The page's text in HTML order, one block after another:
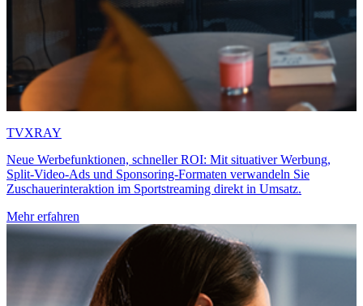
TVXRAY
Neue Werbefunktionen, schneller ROI: Mit situativer Werbung,
Split-Video-Ads und Sponsoring-Formaten verwandeln Sie
Zuschauerinteraktion im Sportstreaming direkt in Umsatz.
Mehr erfahren